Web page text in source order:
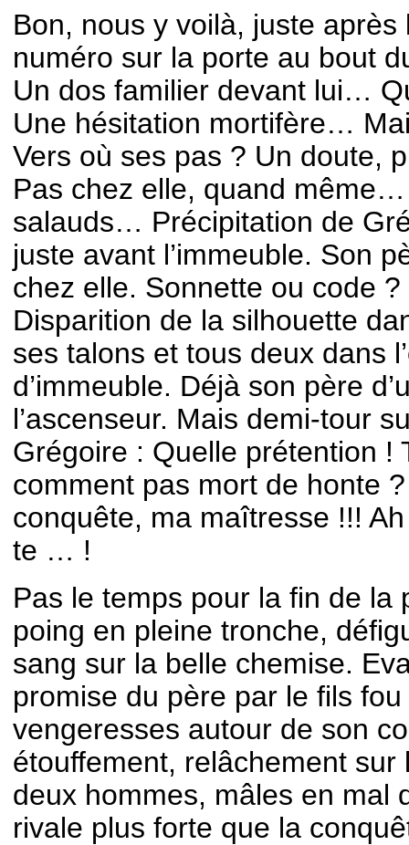
Bon, nous y voilà, juste
numéro sur la porte au bout
Un dos familier devant lui…
Une hésitation mortifère…
Vers où ses pas ? Un doute,
Pas chez elle, quand
salauds… Précipitation de
juste avant l’immeuble. Son
chez elle. Sonnette ou code
Disparition de la silhouette
ses talons et tous deux dans
d’immeuble. Déjà son père
l’ascenseur. Mais demi-tour
Grégoire : Quelle prétention !
comment pas mort de honte
conquête, ma maîtresse !!!
te … !
Pas le temps pour la fin de la
poing en pleine tronche,
sang sur la belle chemise.
promise du père par le fils
vengeresses autour de son
étouffement, relâchement
deux hommes, mâles en mal
rivale plus forte que la